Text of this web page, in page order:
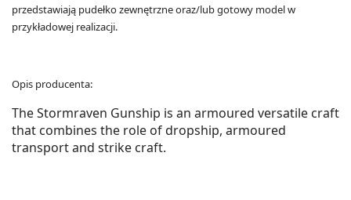
przedstawiają pudełko zewnętrzne oraz/lub gotowy model w
przykładowej realizacji.
Opis producenta:
The Stormraven Gunship is an armoured versatile craft
that combines the role of dropship, armoured
transport and strike craft.